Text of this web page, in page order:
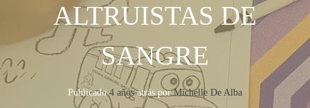
ALTRUISTAS DE
SANGRE
Publicado4 añosatrás por Michelle De Alba